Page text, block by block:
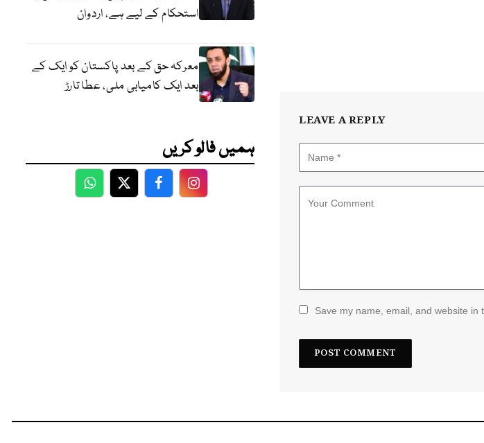
LEAVE A REPLY
Save my name, email, and website in
استحکام کے لیے ہے، اردوان
معرکہ حق کے بعد پاکستان کو ایک کے
بعد ایک کامیابی ملی، عطا تارڑ
ہمیں فالو کریں
WhatsApp
TwitterFacebookFacebook